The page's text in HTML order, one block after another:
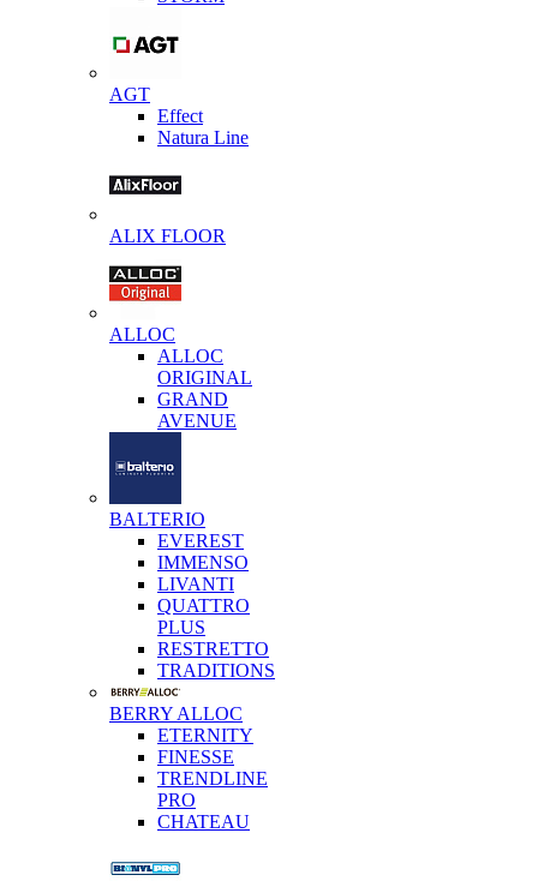
AGT
Effect
Natura Line
ALIX FLOOR
ALLOC
ALLOC
ORIGINAL
GRAND
AVENUE
BALTERIO
EVEREST
IMMENSO
LIVANTI
QUATTRO
PLUS
RESTRETTO
TRADITIONS
BERRY ALLOC
ETERNITY
FINESSE
TRENDLINE
PRO
CHATEAU